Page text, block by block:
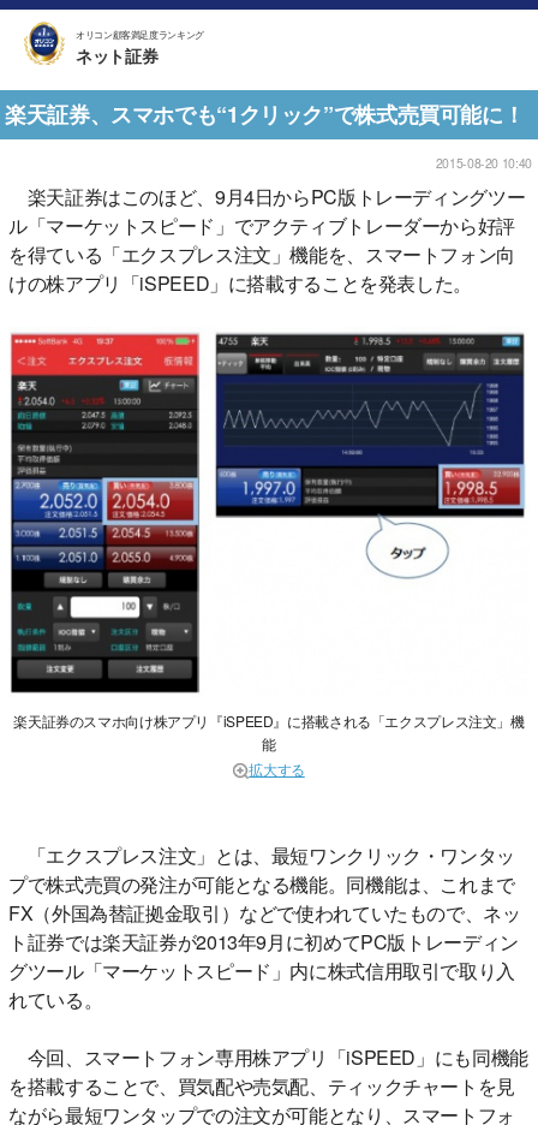
オリコン顧客満足度ランキング
ネット証券
楽天証券、スマホでも“1クリック”で株式売買可能に！
2015-08-20 10:40
楽天証券はこのほど、9月4日からPC版トレーディングツー
ル「マーケットスピード」でアクティブトレーダーから好評
を得ている「エクスプレス注文」機能を、スマートフォン向
けの株アプリ「iSPEED」に搭載することを発表した。
楽天証券のスマホ向け株アプリ『iSPEED』に搭載される「エクスプレス注文」機
能
拡大する
「エクスプレス注文」とは、最短ワンクリック・ワンタッ
プで株式売買の発注が可能となる機能。同機能は、これまで
FX（外国為替証拠金取引）などで使われていたもので、ネッ
ト証券では楽天証券が2013年9月に初めてPC版トレーディン
グツール「マーケットスピード」内に株式信用取引で取り入
れている。
今回、スマートフォン専用株アプリ「iSPEED」にも同機能
を搭載することで、買気配や売気配、ティックチャートを見
ながら最短ワンタップでの注文が可能となり、スマートフォ